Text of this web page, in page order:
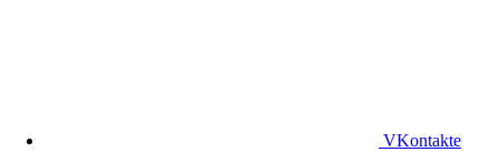
VKontakte